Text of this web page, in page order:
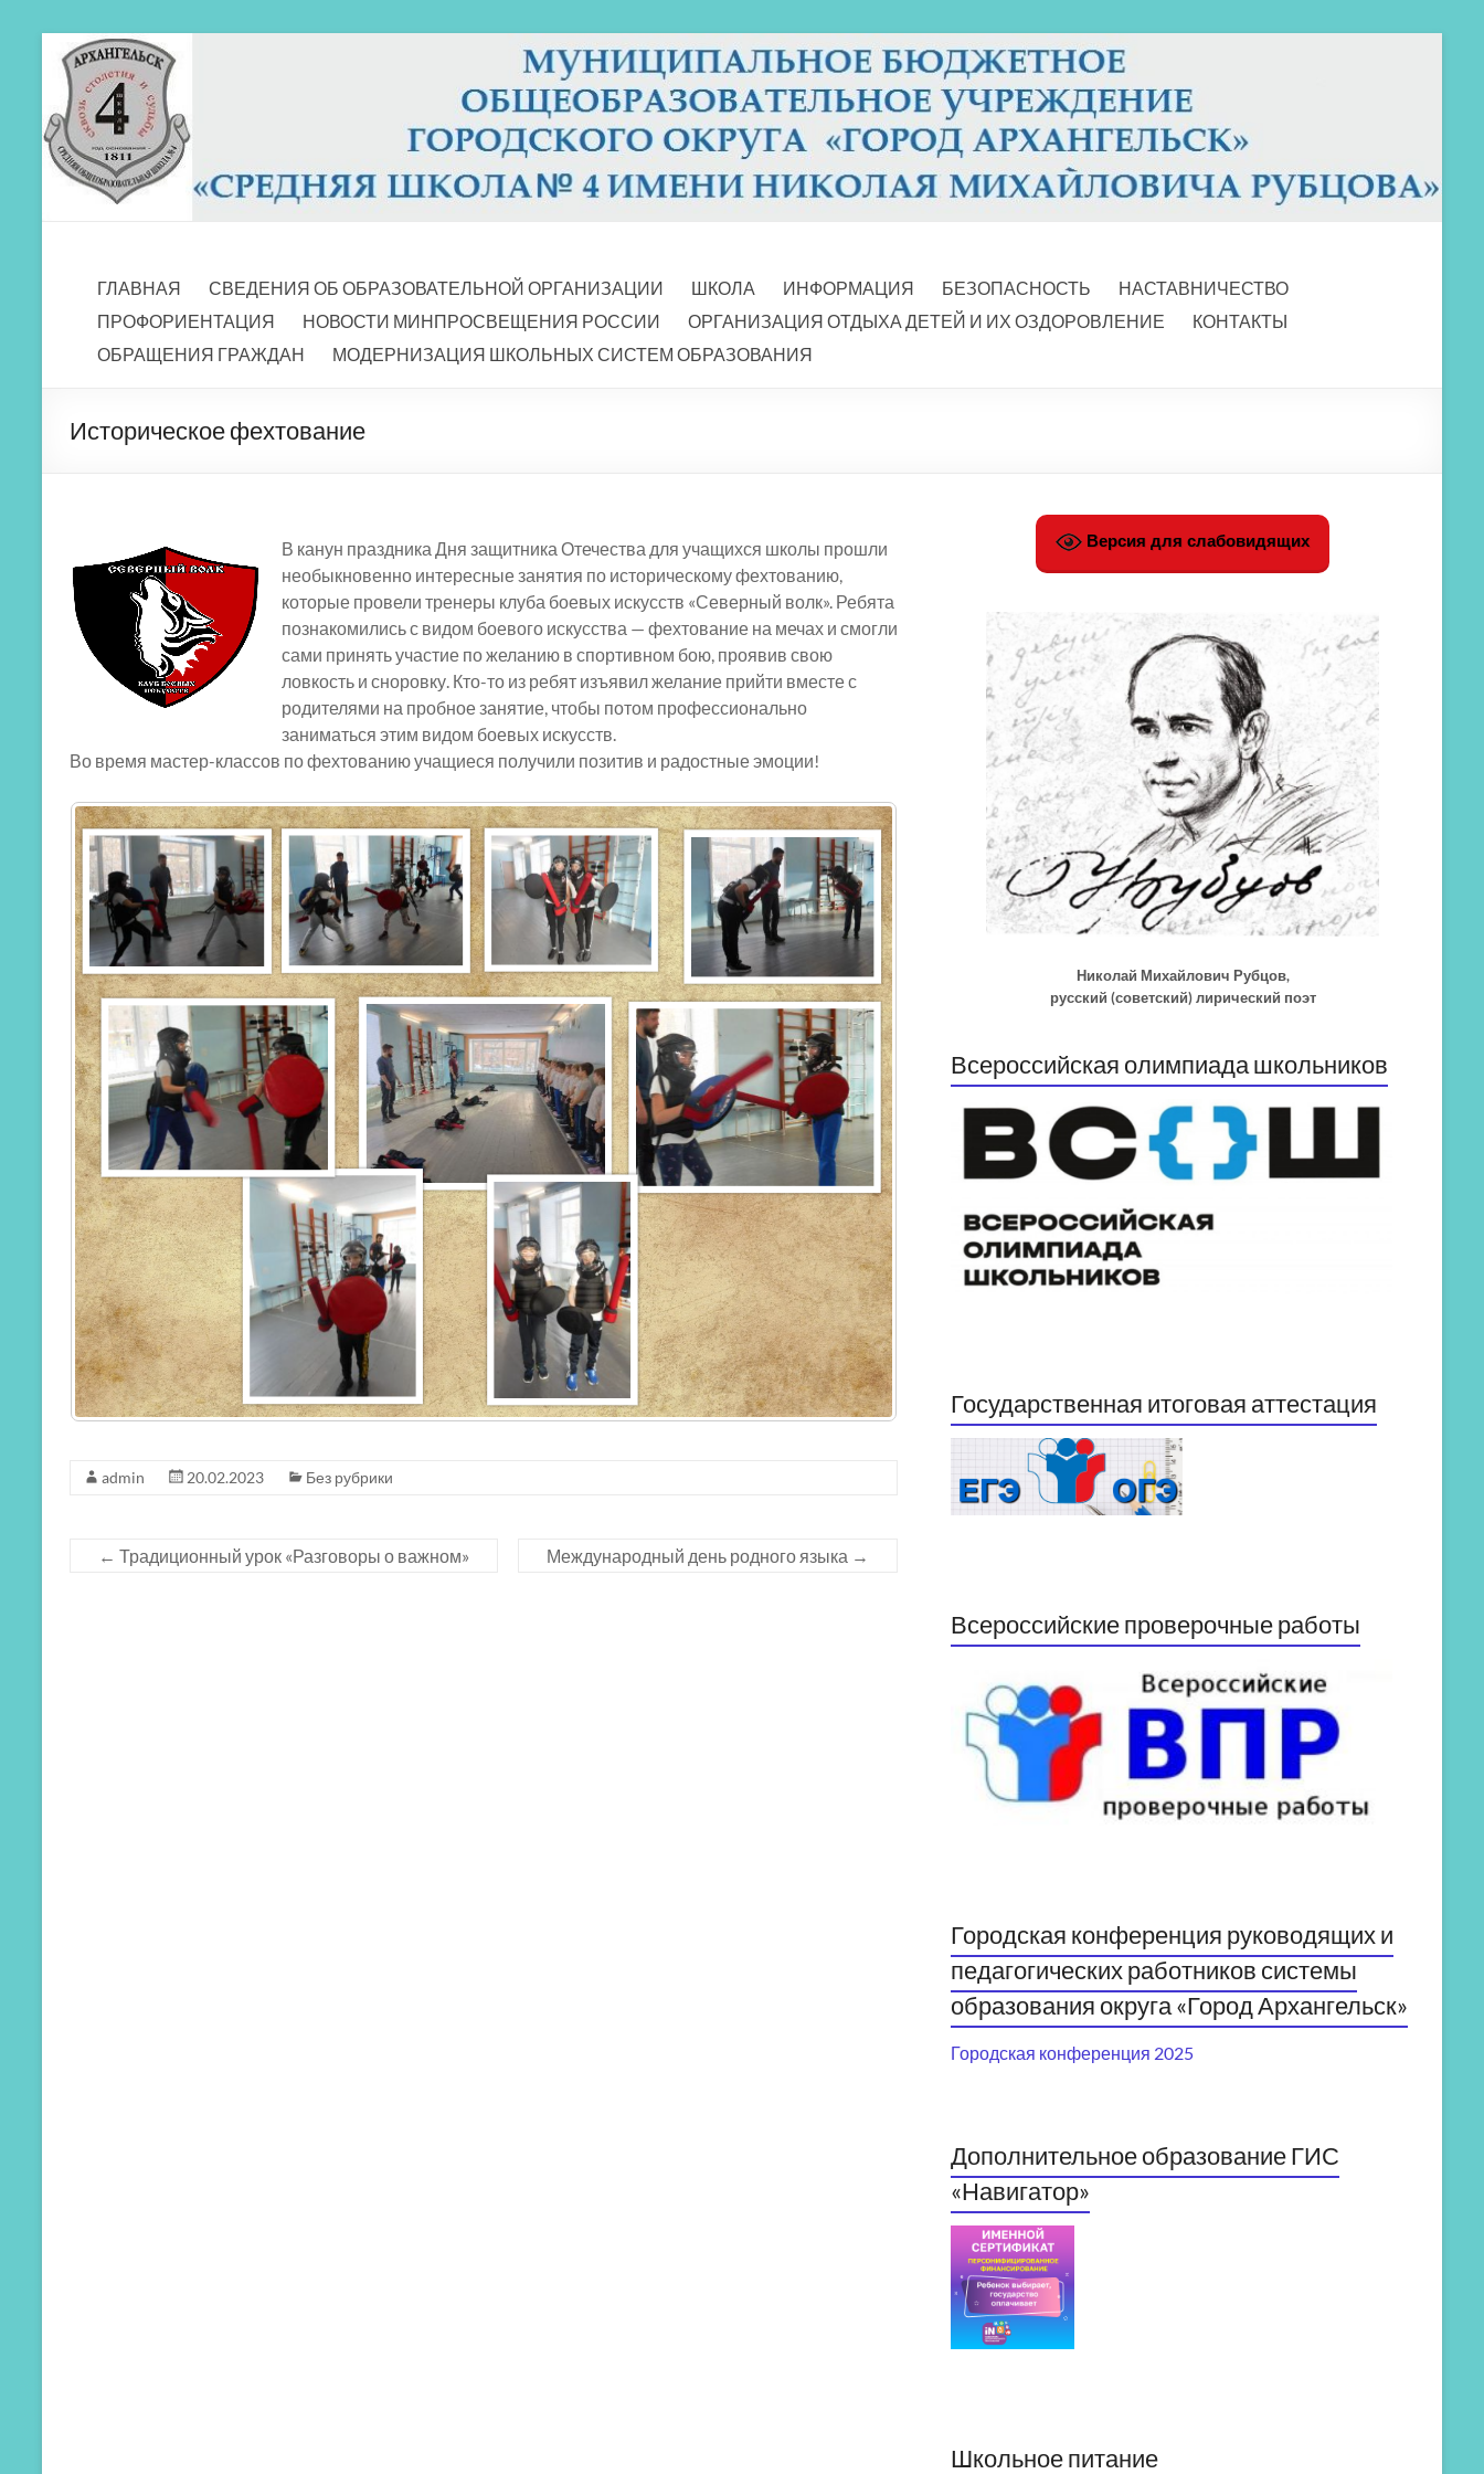
Перейти
содержимому
МБОУ СШ 4
ГЛАВНАЯ
СВЕДЕНИЯ ОБ ОБРАЗОВАТЕЛЬНОЙ ОРГАНИЗАЦИИ ШКОЛА ИНФОРМАЦИЯ БЕЗОПАСНОСТЬ
НАСТАВНИЧЕСТВО
ПРОФОРИЕНТАЦИЯ
НОВОСТИ МИНПРОСВЕЩЕНИЯ РОССИИ ОРГАНИЗАЦИЯ ОТДЫХА ДЕТЕЙ И ИХ ОЗДОРОВЛЕНИЕ
КОНТАКТЫ
ОБРАЩЕНИЯ ГРАЖДАН
МОДЕРНИЗАЦИЯ ШКОЛЬНЫХ СИСТЕМ ОБРАЗОВАНИЯ
Историческое фехтование
В канун праздника Дня защитника Отечества для учащихся школы прошли
необыкновенно интересные занятия по историческому фехтованию,
которые провели тренеры клуба боевых искусств «Северный волк». Ребята
познакомились с видом боевого искусства — фехтование на мечах и смогли
сами принять участие по желанию в спортивном бою, проявив свою
ловкость и сноровку. Кто-то из ребят изъявил желание прийти вместе с
родителями на пробное занятие, чтобы потом профессионально
заниматься этим видом боевых искусств.
Во время мастер-классов по фехтованию учащиеся получили позитив и радостные эмоции!
admin 20.02.2023 Без рубрики
← Традиционный урок «Разговоры о важном» Международный день родного языка →
Версия для слабовидящих
Николай Михайлович Рубцов,
русский (советский) лирический поэт
Всероссийская олимпиада школьников
Государственная итоговая аттестация
Всероссийские проверочные работы
Городская конференция руководящих и
педагогических работников системы
образования округа «Город Архангельск»
Городская конференция 2025
Дополнительное образование ГИС
«Навигатор»
Школьное питание